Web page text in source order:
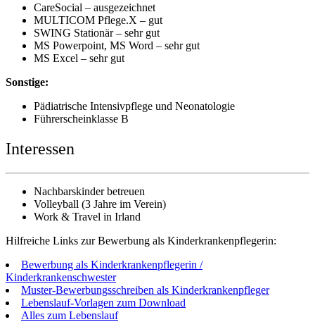
CareSocial – ausgezeichnet
MULTICOM Pflege.X – gut
SWING Stationär – sehr gut
MS Powerpoint, MS Word – sehr gut
MS Excel – sehr gut
Sonstige:
Pädiatrische Intensivpflege und Neonatologie
Führerscheinklasse B
Interessen
Nachbarskinder betreuen
Volleyball (3 Jahre im Verein)
Work & Travel in Irland
Hilfreiche Links zur Bewerbung als Kinderkrankenpflegerin:
Bewerbung als Kinderkrankenpflegerin /
Kinderkrankenschwester
Muster-Bewerbungsschreiben als Kinderkrankenpfleger
Lebenslauf-Vorlagen zum Download
Alles zum Lebenslauf